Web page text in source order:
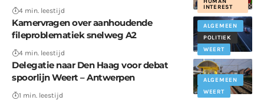
INTEREST
4 min. leestijd
ALGEMEEN
POLITIEK
WEERT
Kamervragen over aanhoudende
fileproblematiek snelweg A2
4 min. leestijd
ALGEMEEN
WEERT
Delegatie naar Den Haag voor debat
spoorlijn Weert – Antwerpen
1 min. leestijd